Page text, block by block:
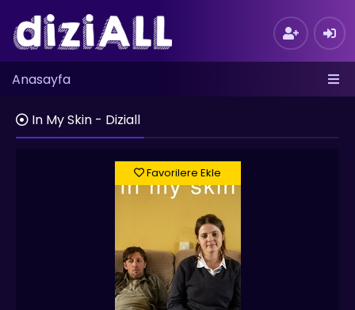
Anasayfa
In My Skin - Diziall
Favorilere Ekle